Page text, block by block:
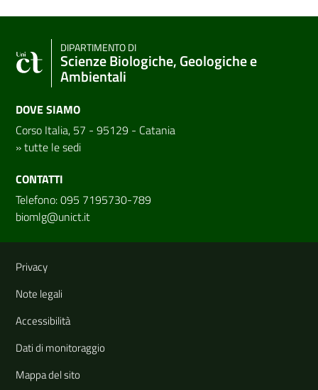
DIPARTIMENTO DI
Scienze Biologiche, Geologiche e
Ambientali
DOVE SIAMO
Corso Italia, 57 - 95129 - Catania
»tutte le sedi
CONTATTI
Telefono: 095 7195730-789
biomlg@unict.it
Link e informazioni utili
Privacy
Note legali
Accessibilità
Dati di monitoraggio
Mappa del sito